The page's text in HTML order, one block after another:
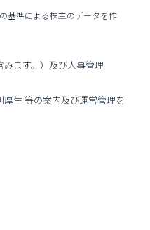
基準による株主のデータを作
ます。）及び人事管理
生 等の案内及び運営管理を